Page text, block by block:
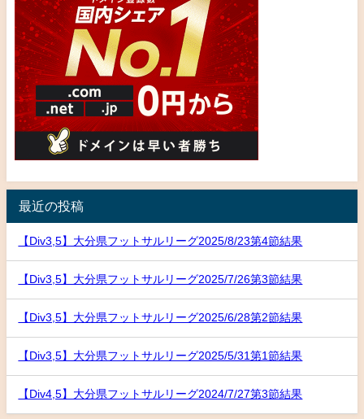
最近の投稿
【Div3,5】大分県フットサルリーグ2025/8/23第4節結果
【Div3,5】大分県フットサルリーグ2025/7/26第3節結果
【Div3,5】大分県フットサルリーグ2025/6/28第2節結果
【Div3,5】大分県フットサルリーグ2025/5/31第1節結果
【Div4,5】大分県フットサルリーグ2024/7/27第3節結果